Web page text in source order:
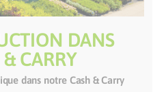
DANS
CARRY
dans notre Cash & Carry